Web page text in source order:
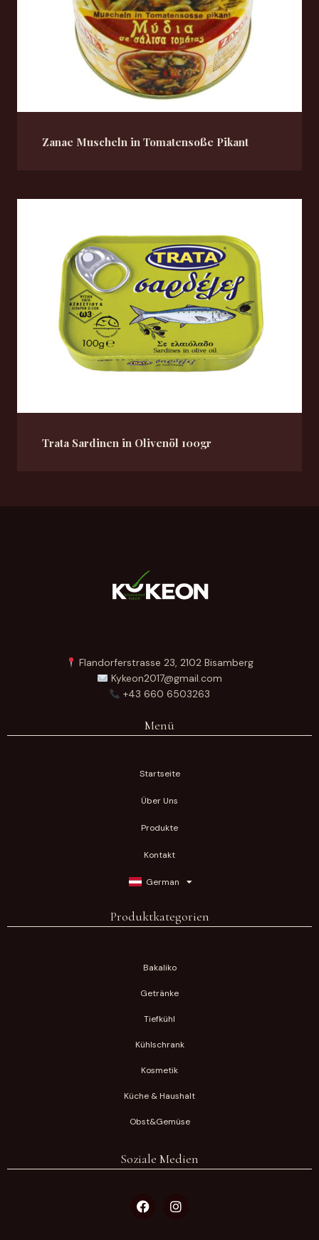
Zanae Muscheln in Tomatensoße Pikant
Trata Sardinen in Olivenöl 100gr
Flandorferstrasse 23, 2102 Bisamberg
Kykeon2017@gmail.com
+43 660 6503263
Menü
Startseite
Über Uns
Produkte
Kontakt
German
Produktkategorien
Bakaliko
Getränke
Tiefkühl
Kühlschrank
Kosmetik
Küche & Haushalt
Obst&Gemüse
Soziale Medien